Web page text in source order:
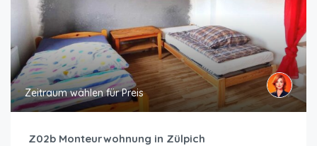
Zeitraum wählen für Preis
Z02b Monteurwohnung in Zülpich